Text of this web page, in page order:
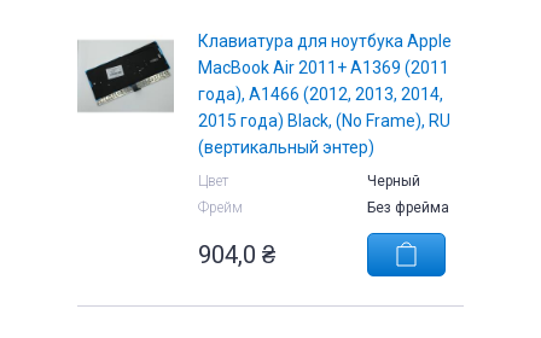
Клавиатура для ноутбука Apple
MacBook Air 2011+ A1369 (2011
года), A1466 (2012, 2013, 2014,
2015 года) Black, (No Frame), RU
(вертикальный энтер)
Цвет
Черный
Фрейм
Без фрейма
904,0 ₴